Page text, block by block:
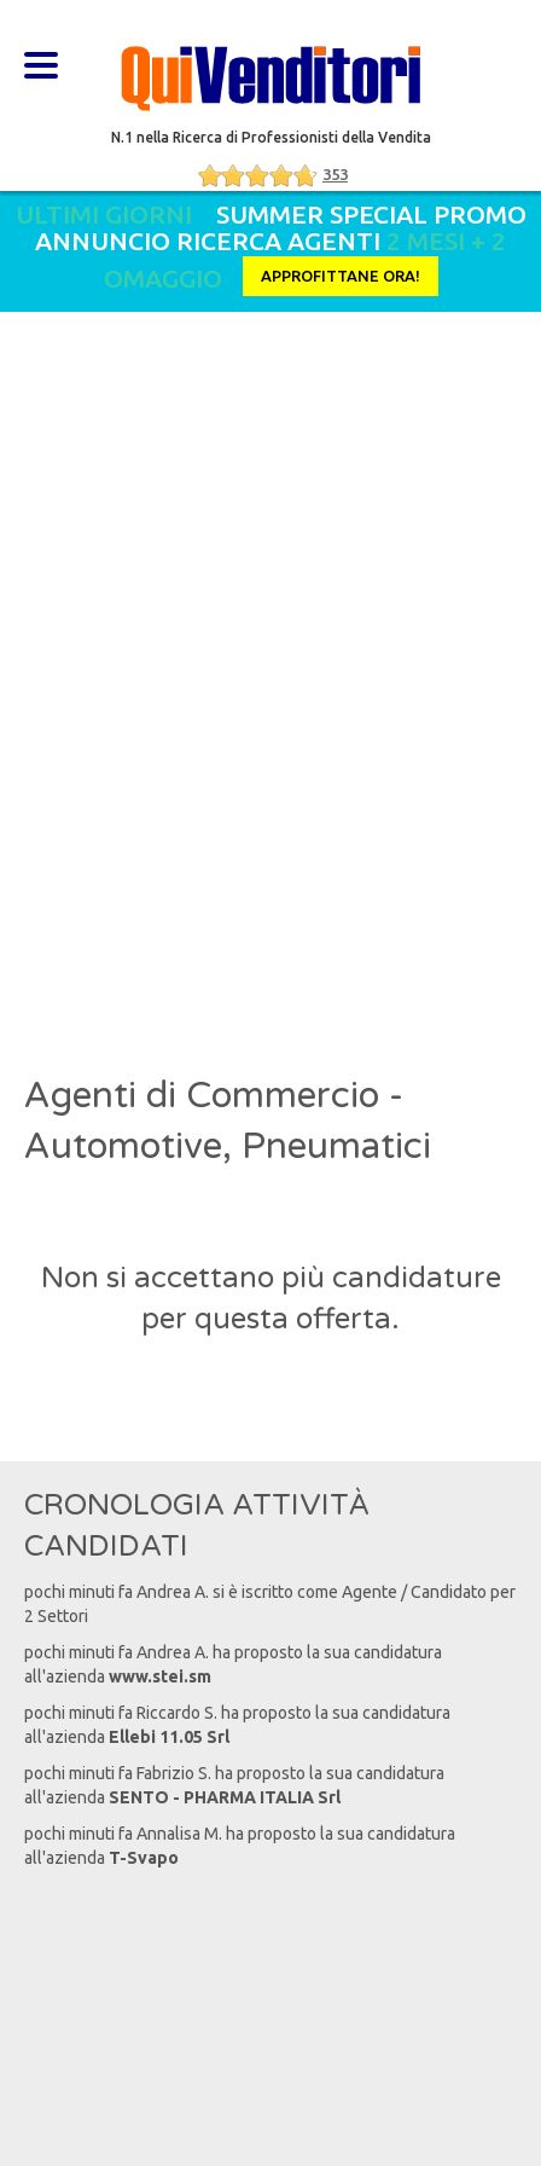
N.1 nella Ricerca di Professionisti della Vendita
353
ULTIMI GIORNI SUMMER SPECIAL PROMO
ANNUNCIO RICERCA AGENTI 2 MESI + 2
OMAGGIO
APPROFITTANE ORA!
Agenti di Commercio -
Automotive, Pneumatici
Non si accettano più candidature
per questa offerta.
CRONOLOGIA ATTIVITÀ
CANDIDATI
pochi minuti fa Andrea A. si è iscritto come Agente / Candidato per
2 Settori
pochi minuti fa Andrea A. ha proposto la sua candidatura
all'azienda www.stei.sm
pochi minuti fa Riccardo S. ha proposto la sua candidatura
all'azienda Ellebi 11.05 Srl
pochi minuti fa Fabrizio S. ha proposto la sua candidatura
all'azienda SENTO - PHARMA ITALIA Srl
pochi minuti fa Annalisa M. ha proposto la sua candidatura
all'azienda T-Svapo